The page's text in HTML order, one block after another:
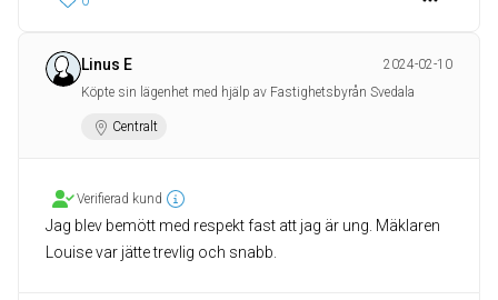
Linus E
2024-02-10
Köpte sin lägenhet med hjälp av Fastighetsbyrån Svedala
Centralt
Verifierad kund
Jag blev bemött med respekt fast att jag är ung. Mäklaren
Louise var jätte trevlig och snabb.